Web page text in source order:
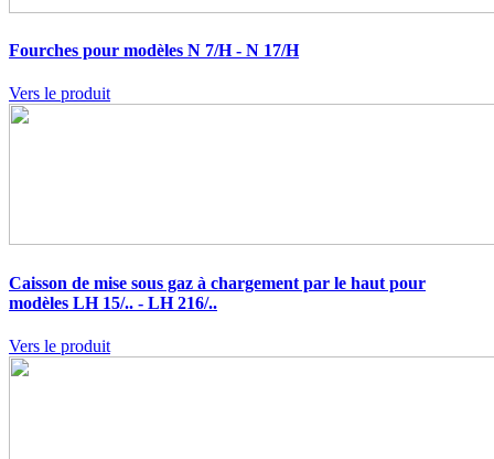
Fourches pour modèles N 7/H - N 17/H
Vers le produit
Caisson de mise sous gaz à chargement par le haut pour
modèles LH 15/.. - LH 216/..
Vers le produit